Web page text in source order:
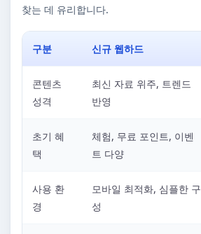
찾는 데 유리합니다.
구분 신규 웹하드
콘텐츠
성격
최신 자료 위주, 트렌드
반영
초기 혜
택
체험, 무료 포인트, 이벤
트 다양
사용 환
경
모바일 최적화, 심플한 구
성